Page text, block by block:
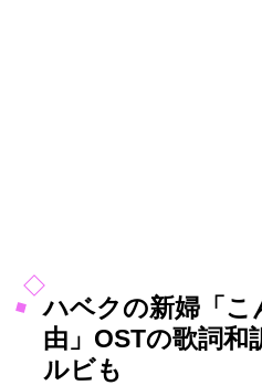
ハベクの新婦「こ
由」OSTの歌詞和
ルビも